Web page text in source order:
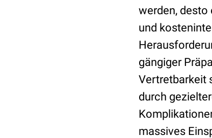
werden, desto
und
gängiger
Vertretbarkeit
durch
massives